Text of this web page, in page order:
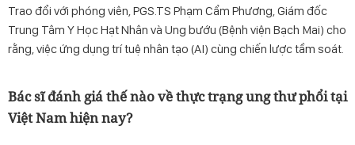
Trao đổi với phóng viên, PGS.TS Phạm Cẩm Phương, Giám đốc
Trung Tâm Y Học Hạt Nhân và Ung bướu (Bệnh viện Bạch Mai) cho
rằng, việc ứng dụng trí tuệ nhân tạo (AI) cùng chiến lược tầm soát.
Bác sĩ đánh giá thế nào về thực trạng ung thư phổi tại
Việt Nam hiện nay?